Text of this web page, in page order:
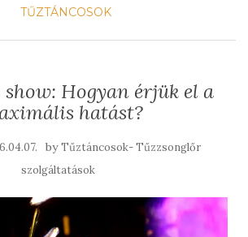
TŰZTÁNCOSOK
Hogyan érjük el a
hatást?
byTűztáncosok- Tűzzsonglőr
szolgáltatások